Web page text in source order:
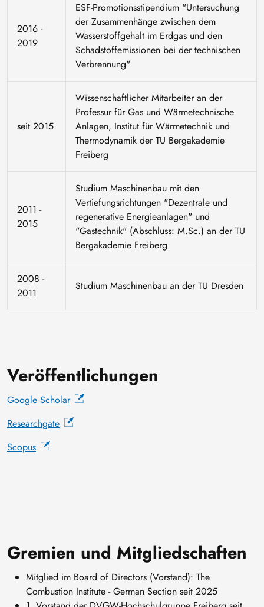
2016 -
2019
ESF-Promotionsstipendium "Untersuchung
der Zusammenhänge zwischen dem
Wasserstoffgehalt im Erdgas und den
Schadstoffemissionen bei der technischen
Verbrennung"
seit 2015
Wissenschaftlicher Mitarbeiter an der
Professur für Gas und Wärmetechnische
Anlagen, Institut für Wärmetechnik und
Thermodynamik der TU Bergakademie
Freiberg
2011 -
2015
Studium Maschinenbau mit den
Vertiefungsrichtungen "Dezentrale und
regenerative Energieanlagen" und
"Gastechnik" (Abschluss: M.Sc.) an der TU
Bergakademie Freiberg
2008 -
2011
Studium Maschinenbau an der TU Dresden
Veröffentlichungen
Google Scholar
Researchgate
Scopus
Gremien und Mitgliedschaften
Mitglied im Board of Directors (Vorstand): The
Combustion Institute - German Section seit 2025